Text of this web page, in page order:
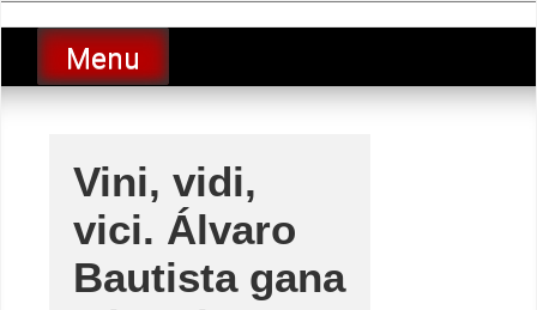
to
contentLucio Lopez GP
luciolopezgp
Menu
Vini, vidi,
vici. Álvaro
Bautista gana